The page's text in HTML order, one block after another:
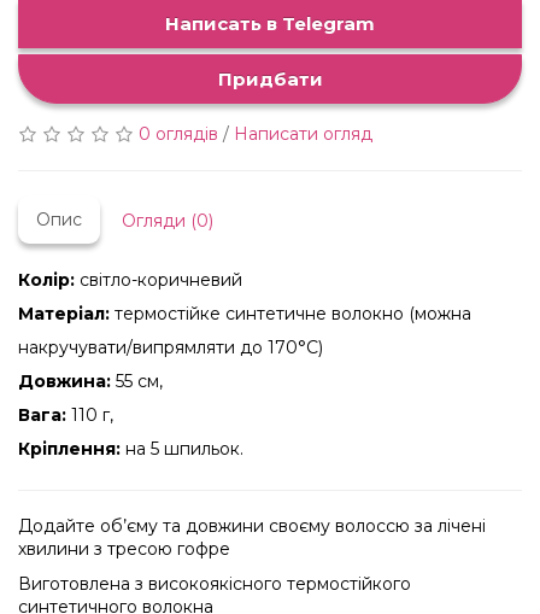
Написать в Telegram
Придбати
0 оглядів / Написати огляд
Опис Огляди (0)
Колір: світло-коричневий
Матеріал: термостійке синтетичне волокно (можна
накручувати/випрямляти до 170°C)
Довжина: 55 см,
Вага: 110 г,
Кріплення: на 5 шпильок.
Додайте об’єму та довжини своєму волоссю за лічені
хвилини з тресою гофре
Виготовлена з високоякісного термостійкого
синтетичного волокна